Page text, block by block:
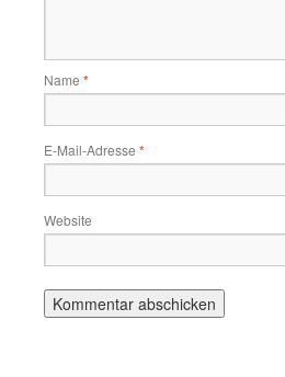
Name *
E-Mail-Adresse *
Website